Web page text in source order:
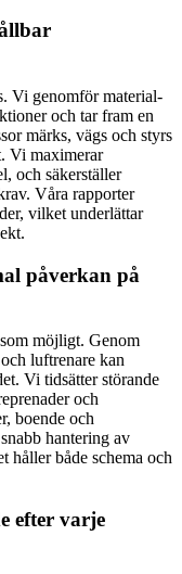
Vi genomför material-
och tar fram en
märks, vägs och styrs
Vi maximerar
och säkerställer
Våra rapporter
vilket underlättar
påverkan på
möjligt. Genom
luftrenare kan
Vi tidsätter störande
och
boende och
hantering av
håller både schema och
efter varje